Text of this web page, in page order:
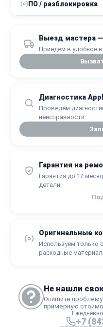
2 часа
Ремонт материнской
Замена видеоадаптера
(видеокарты)
Замена стекла
2 часа
Замена матрицы
от 1 часа
ПО / разблокировка
от 2 часовВыезд мастера
Приедем в удобное
Диагностика
Проведём
неисправности
Гарантия на
Гарантия до 12
детали
Оригинальные
Используем только
расходные
Не нашли
Опишите
примерную
+7